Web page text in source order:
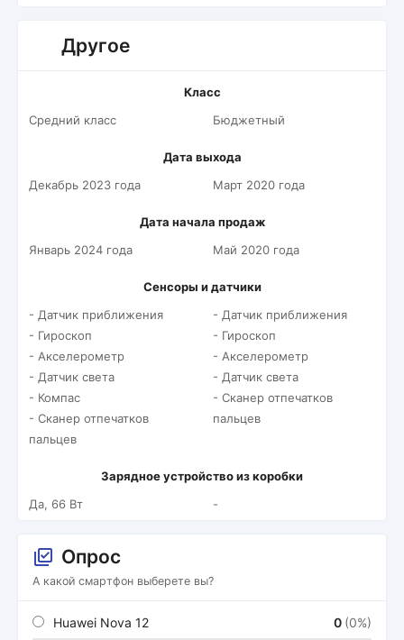
Другое
Класс
Средний класс
Бюджетный
Дата выхода
Декабрь 2023 года
Март 2020 года
Дата начала продаж
Январь 2024 года
Май 2020 года
Сенсоры и датчики
- Датчик приближения
- Гироскоп
- Акселерометр
- Датчик света
- Компас
- Сканер отпечатков
пальцев
- Датчик приближения
- Гироскоп
- Акселерометр
- Датчик света
- Сканер отпечатков
пальцев
Зарядное устройство из коробки
Да, 66 Вт
-
Опрос
А какой смартфон выберете вы?
Huawei Nova 12 0 (0%)